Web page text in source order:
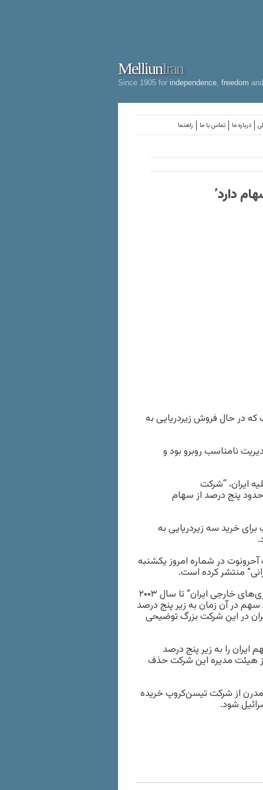
MelliunIran
Since 1905 for independence freedom and
راهنما تماس با ما درباره ما
دارد’
که در حال فروش زیردریایی به
نامناسب روبرو بود و
ایران، “شرکت
حدود پنج درصد از سهام
خرید سه زیردریایی به
آحرونوت در شماره امروز یکشنبه
تیسن‌کروپ به خبرگزاری فرانسه گفته است که “شرکت سرمایه‌گذاری‌های خارجی ایران” تا سال ۲۰۰۳
در آن زمان به زیر پنج درصد
در این شرکت بزرگ توضیحی
ایران را به زیر پنج درصد
از هیئت مدیره این شرکت حذف
مدرن از شرکت تیسن‌کروپ خریده
شود.